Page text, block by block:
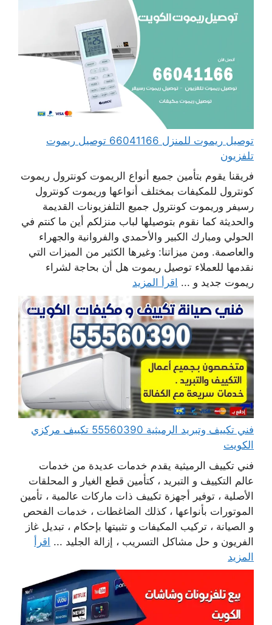
توصيل ريموت للمنزل 66041166 توصيل ريموت
تلفزيون
فريقنا يقوم بتأمين جميع أنواع الريموت كونترول ريموت
كونترول للمكيفات بمختلف أنواعها وريموت كونترول
رسيفر وريموت كونترول جميع التلفزيونات القديمة
والحديثة كما نقوم بتوصيلها لباب منزلكم أين ما كنتم في
الحولي ومبارك الكبير والأحمدي والفروانية والجهراء
والعاصمة. ومن ميزاتنا: وغيرها الكثير من الميزات التي
نقدمها للعملاء توصيل ريموت هل أن بحاجة لشراء
ريموت جديد و ... اقرأ المزيد
فني تكييف وتبريد الرميثية 55560390 تكييف مركزي
الكويت
فني تكييف الرميثية يقدم خدمات عديدة من خدمات
عالم التكييف و التبريد ، كتأمين قطع الغيار و المحلقات
الأصلية ، توفير أجهزة تكييف ذات ماركات عالمية ، تأمين
الموتورات بأنواعها ، كذلك الضاغطات ، خدمات الفحص
و الصيانة ، تركيب المكيفات و تثبيتها بإحكام ، تبديل غاز
الفريون و حل مشاكل التسريب ، إزالة الجليد ... اقرأ
المزيد